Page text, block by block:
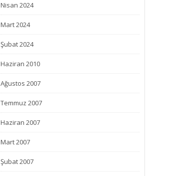
Nisan 2024
Mart 2024
Şubat 2024
Haziran 2010
Ağustos 2007
Temmuz 2007
Haziran 2007
Mart 2007
Şubat 2007